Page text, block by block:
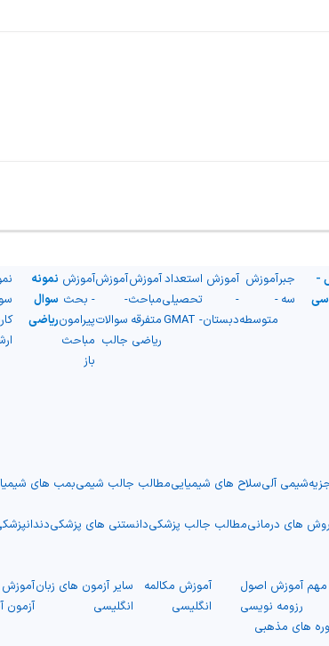
-
جبر
سه
آموزش
-
متوسطه
آموزش
-
دبستان
استعداد
تحصیلی
- GMAT
آموزش
مباحث
متفرقه
ریاضی
آموزش
-
سوالات
جالب
آموزش
- بحث
پیرامون
مباحث
باز
نمونه
سوال
ریاضی
شیمی آلیسلاح های شیمیاییمطالب جالب شیمیبمب های
روش های درمانیمطالب جالب پزشکیدانستنی های پزشکی
آموزش اصول
رزومه نویسی
آموزش مکالمه
انگلیسی
سایر آزمون های زبان
انگلیسی
آموزش
آزمون
های مذهبی